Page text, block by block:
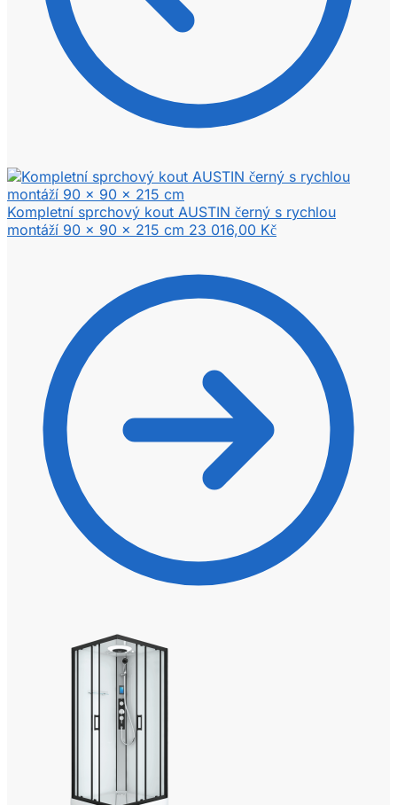
Kompletní sprchový kout AUSTIN černý s rychlou
montáží 90 x 90 x 215 cm 23 016,00 Kč